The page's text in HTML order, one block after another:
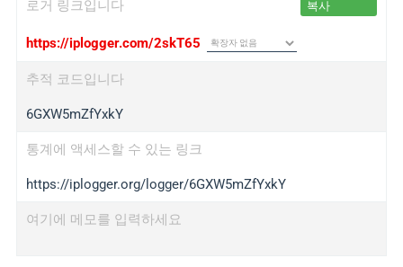
로거 링크입니다 복사
https://iplogger.com/2skT65
추적 코드입니다
6GXW5mZfYxkY
통계에 액세스할 수 있는 링크
https://iplogger.org/logger/6GXW5mZfYxkY
여기에 메모를 입력하세요